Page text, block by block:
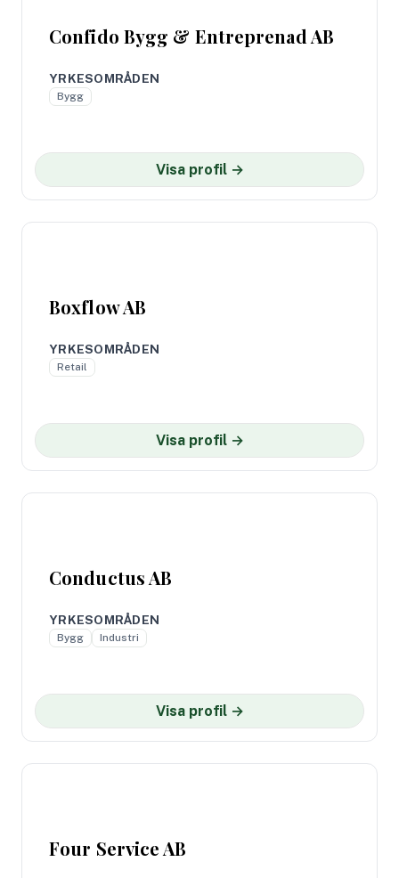
Confido Bygg & Entreprenad AB
YRKESOMRÅDEN
Bygg
Visa profil →
Boxflow AB
YRKESOMRÅDEN
Retail
Visa profil →
Conductus AB
YRKESOMRÅDEN
Bygg Industri
Visa profil →
Four Service AB